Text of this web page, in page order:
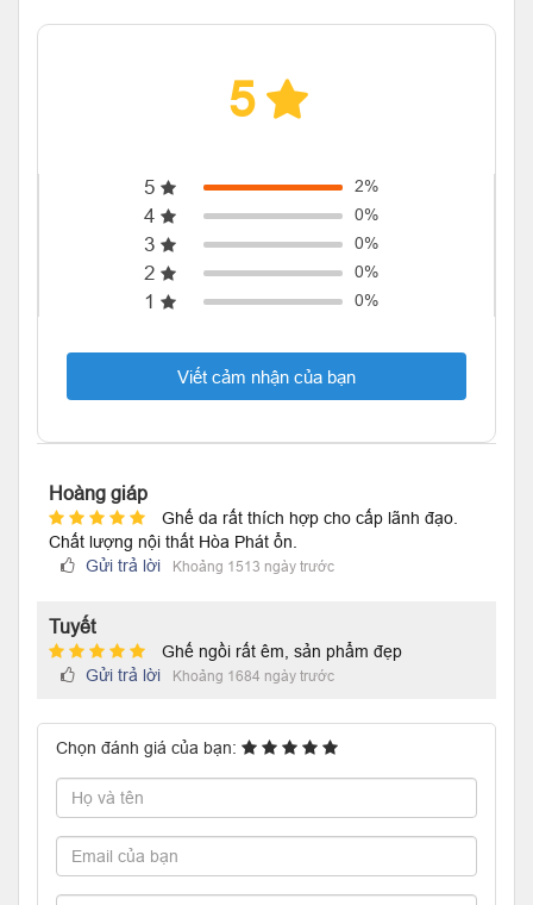
5
5 2%
4 0%
3 0%
2 0%
1 0%
Viết cảm nhận của bạn
Hoàng giáp
Ghế da rất thích hợp cho cấp lãnh đạo.
Chất lượng nội thất Hòa Phát ổn.
Gửi trả lời
Khoảng 1513 ngày trước
Tuyết
Ghế ngồi rất êm, sản phẩm đẹp
Gửi trả lời
Khoảng 1684 ngày trước
Chọn đánh giá của bạn: